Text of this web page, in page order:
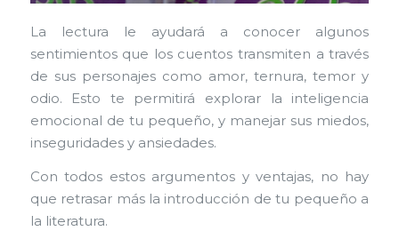
La lectura le ayudará a conocer algunos
sentimientos que los cuentos transmiten a través
de sus personajes como amor, ternura, temor y
odio. Esto te permitirá explorar la inteligencia
emocional de tu pequeño, y manejar sus miedos,
inseguridades y ansiedades.
Con todos estos argumentos y ventajas, no hay
que retrasar más la introducción de tu pequeño a
la literatura.